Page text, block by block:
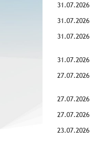
31.07.2026
31.07.2026
31.07.2026
31.07.2026
27.07.2026
27.07.2026
27.07.2026
23.07.2026